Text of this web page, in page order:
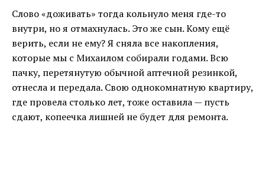
Слово «доживать» тогда кольнуло меня где-то
внутри, но я отмахнулась. Это же сын. Кому ещё
верить, если не ему? Я сняла все накопления,
которые мы с Михаилом собирали годами. Всю
пачку, перетянутую обычной аптечной резинкой,
отнесла и передала. Свою однокомнатную квартиру,
где провела столько лет, тоже оставила — пусть
сдают, копеечка лишней не будет для ремонта.